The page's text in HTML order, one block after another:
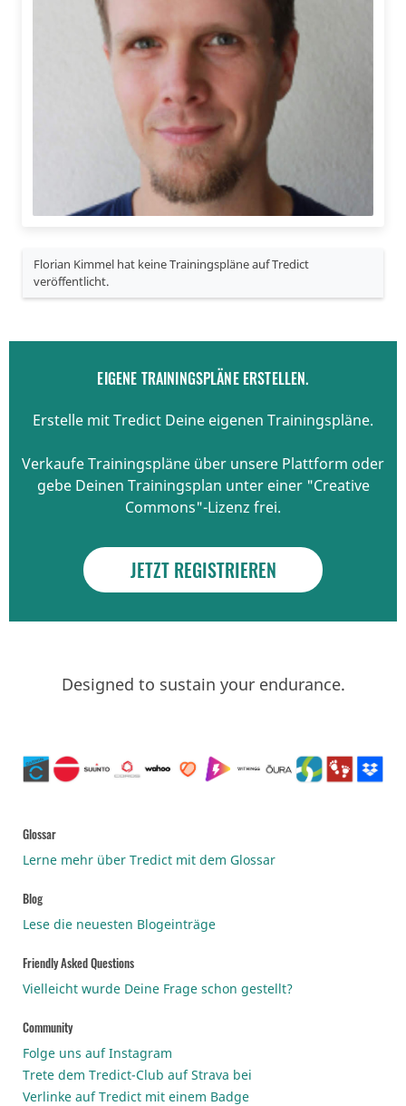
Florian Kimmel hat keine Trainingspläne auf Tredict
veröffentlicht.
EIGENE TRAININGSPLÄNE ERSTELLEN.
Erstelle mit Tredict Deine eigenen Trainingspläne.
Verkaufe Trainingspläne über unsere Plattform oder
gebe Deinen Trainingsplan unter einer "Creative
Commons"-Lizenz frei.
JETZT REGISTRIEREN
Designed to sustain your endurance.
Glossar
Lerne mehr über Tredict mit dem Glossar
Blog
Lese die neuesten Blogeinträge
Friendly Asked Questions
Vielleicht wurde Deine Frage schon gestellt?
Community
Folge uns auf Instagram
Trete dem Tredict-Club auf Strava bei
Verlinke auf Tredict mit einem Badge